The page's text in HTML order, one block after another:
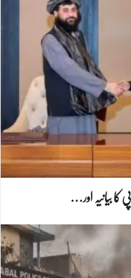
کا بیانیہ اور…